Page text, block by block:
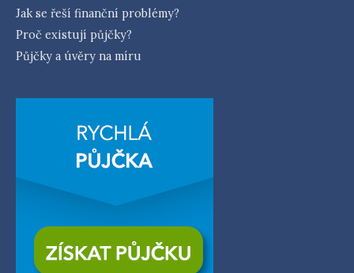
Jak se řeší finanční problémy?
Proč existují půjčky?
Půjčky a úvěry na míru